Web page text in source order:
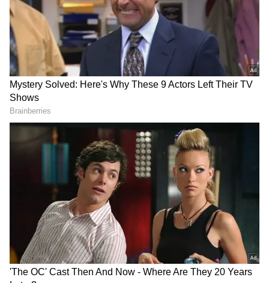
அதன்படி, இந்தியாவில் புதிய கூகுள் பிக்சல்
ஸ்மார்ட்போன் சோதனை துவங்கி
நடைபெற்று வருவதாக அவர் தெரிவித்து
இருக்கிறார். இந்த ஸ்மார்ட்போன் பிக்சல் 6a
மாடல் தான் என்பதை தன்னால்
DOWNLOAD APP